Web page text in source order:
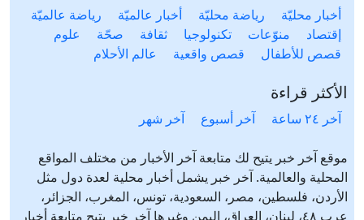
أخبار محليّة رياضة محليّة أخبار عالميّة
رياضة عالميّة
إقتصاد
منوّعات تكنولوجيا ثقافة صحّة
علوم
قصص للأطفال
قصص واقعية عالم الأحلام
الأكثر قراءة
آخر ٢٤ ساعة آخر أسبوع آخر شهر
موقع آخر خبر يتيح لك متابعة آخر الأخبار من مختلف المواقع
المحلية والعالمية. آخر خبر يشمل أخبار محلية لعدة دول مثل
الأردن، فلسطين، مصر، السعودية، تونس، المغرب، الجزائر،
عرب ٤٨، لبنان، العراق، اليمن وغيرها آخر خبر يتيح متابعة أخبار